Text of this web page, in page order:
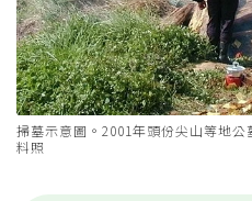
掃墓示意圖。2001年頭份尖山等地
料照